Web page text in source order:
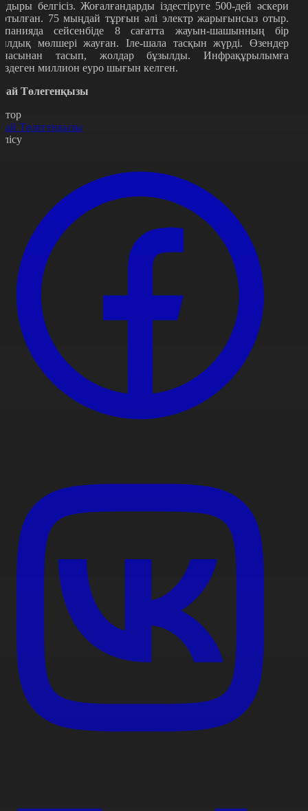
белгісіз. Жоғалғандарды іздестіруге 500-дей әскери
75 мыңдай тұрғын әлі электр жарығынсыз отыр.
сейсенбіде 8 сағатта жауын-шашынның бір
мөлшері жауған. Іле-шала тасқын жүрді. Өзендер
тасып, жолдар бұзылды. Инфрақұрылымға
миллион еуро шығын келген.
Төлегенқызы
Төлегенқызы